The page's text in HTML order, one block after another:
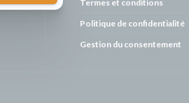
Termes et conditions
Politique de confidentialité
Gestion du consentement